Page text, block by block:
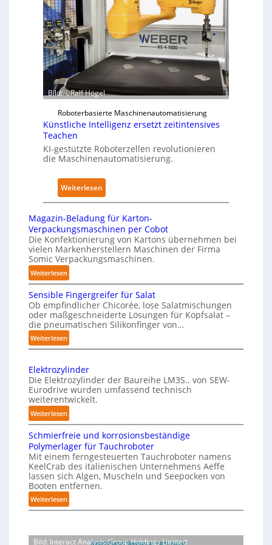
ü
P
h
s
i
c
a
A
d
m
K
a
n
k
e
h
a
u
e
u
e
n
A
u
w
i
r
u
n
g
e
n
v
n
P
h
y
a
a
u
f
d
F
r
Bild: ©Ralf Högel
Roboterbasierte Maschinenautomatisierung
Künstliche Intelligenz ersetzt zeitintensives
Teachen
KI-gestützte Roboterzellen revolutionieren
die Maschinenautomatisierung.
Weiterlesen
K
n
s
t
l
c
h
e
I
l
e
n
z
e
r
Magazin-Beladung für Karton-
Verpackungsmaschinen per Cobot
Die Konfektionierung von Kartons übernehmen bei
vielen Markenherstellern Maschinen der Firma
Somic Verpackungsmaschinen.
Weiterlesen:
M
a
g
a
z
i
-
B
e
l
d
u
n
g
f
ü
r
K
t
Sensible Fingergreifer für Salat
Ob empfindlicher Chicorée, lose Salatmischungen
oder maßgeschneiderte Lösungen für Kopfsalat –
die pneumatischen Silikonfinger von…
Weiterlesen:
S
n
s
i
b
l
F
i
n
g
e
r
g
e
Elektrozylinder
Die Elektrozylinder der Baureihe LM3S.. von SEW-
Eurodrive wurden umfassend technisch
weiterentwickelt.
Weiterlesen:
E
l
e
k
t
r
o
z
i
Schmierfreie und korrosionsbeständige
Polymerlager für Tauchroboter
Mit einem ferngesteuerten Tauchroboter namens
KeelCrab des italienischen Unternehmens Aeffe
lassen sich Algen, Muscheln und Seepocken von
Booten entfernen.
Weiterlesen:
S
h
Bild: Interact Analysis Group Holdings Limited